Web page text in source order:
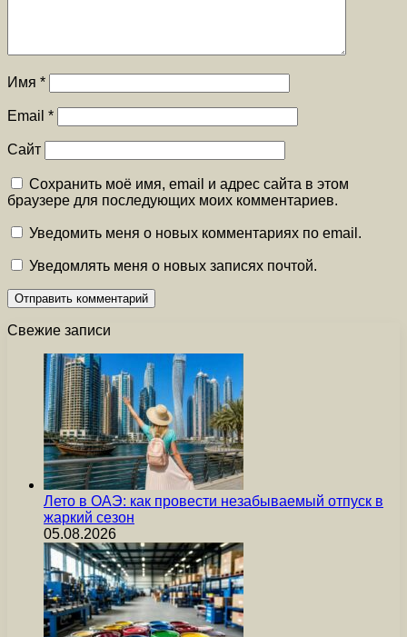
Имя *
Email *
Сайт
Сохранить моё имя, email и адрес сайта в этом
браузере для последующих моих комментариев.
Уведомить меня о новых комментариях по email.
Уведомлять меня о новых записях почтой.
Свежие записи
Лето в ОАЭ: как провести незабываемый отпуск в
жаркий сезон
05.08.2026